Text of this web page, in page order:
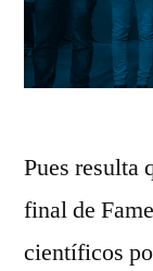
Pues resulta
final de
científicos